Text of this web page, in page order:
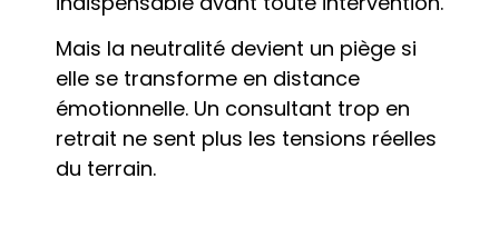
Mais la neutralité devient un piège si
elle se transforme en distance
émotionnelle. Un consultant trop en
retrait ne sent plus les tensions réelles
du terrain.